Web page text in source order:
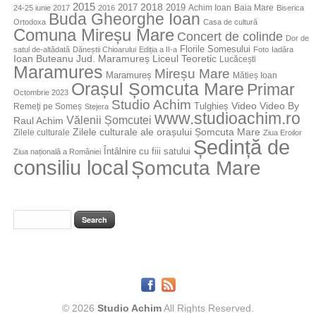
24-25 iunie 2017 2015 2016 2017 2018 2019 Achim Ioan Baia Mare Biserica
Ortodoxa
Buda Gheorghe Ioan Casa de cultură
Comuna Mireșu Mare Concert de colinde Dor de
satul de-altădată Dăneștii Chioarului Ediția a II-a Florile Somesului Foto Iadăra
Ioan Buteanu Jud. Maramureș Liceul Teoretic Lucăcești
Maramures Maramureș Mireșu Mare Mătieș Ioan
Octombrie 2023 Orașul Șomcuta Mare Primar
Remeți pe Someș Stejera Studio Achim Tulghieș Video Video By
Raul Achim Vălenii Șomcutei www.studioachim.ro
Zilele culturale Zilele culturale ale orașului Șomcuta Mare Ziua Eroilor
Ziua națională a României Întâlnire cu fiii satului Ședință de
consiliu localȘomcuta Mare
© 2026 Studio AchimAll Rights Reserved.